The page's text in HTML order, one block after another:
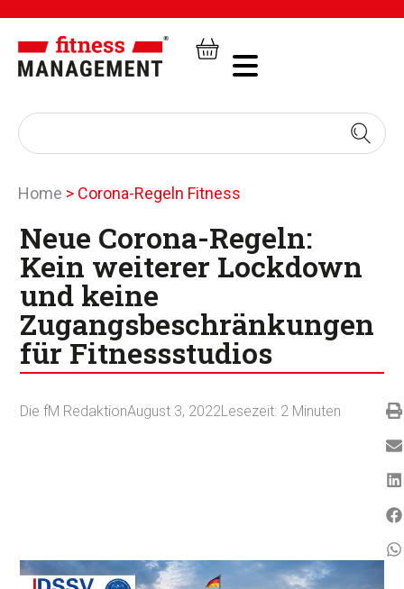
Home > Corona-Regeln Fitness
Neue Corona-Regeln:
Kein weiterer Lockdown
und keine
Zugangsbeschränkungen
für Fitnessstudios
Die fM RedaktionAugust 3, 2022Lesezeit: 2 Minuten